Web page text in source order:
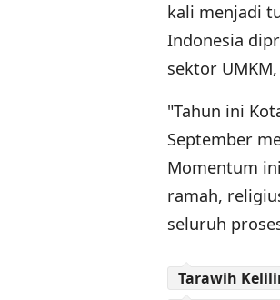
kali menjadi
Indonesia
sektor
"Tahun ini
September
Momentum
ramah,
seluruh
Tarawih